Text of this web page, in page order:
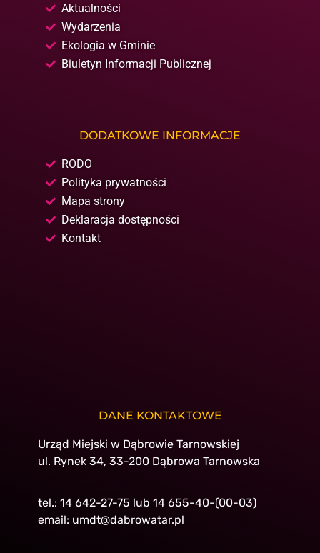
Aktualności
Wydarzenia
Ekologia w Gminie
Biuletyn Informacji Publicznej
DODATKOWE INFORMACJE
RODO
Polityka prywatności
Mapa strony
Deklaracja dostępności
Kontakt
DANE KONTAKTOWE
Urząd Miejski w Dąbrowie Tarnowskiej
ul. Rynek 34, 33-200 Dąbrowa Tarnowska
tel.: 14 642-27-75 lub 14 655-40-(00-03)
email: umdt@dabrowatar.pl